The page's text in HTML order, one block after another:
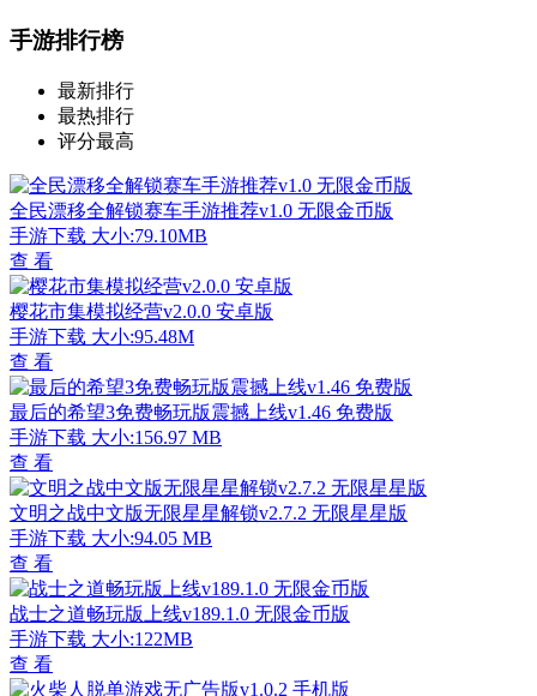
手游排行榜
最新排行
最热排行
评分最高
全民漂移全解锁赛车手游推荐v1.0 无限金币版
手游下载 大小:79.10MB
查 看
樱花市集模拟经营v2.0.0 安卓版
手游下载 大小:95.48M
查 看
最后的希望3免费畅玩版震撼上线v1.46 免费版
手游下载 大小:156.97 MB
查 看
文明之战中文版无限星星解锁v2.7.2 无限星星版
手游下载 大小:94.05 MB
查 看
战士之道畅玩版上线v189.1.0 无限金币版
手游下载 大小:122MB
查 看